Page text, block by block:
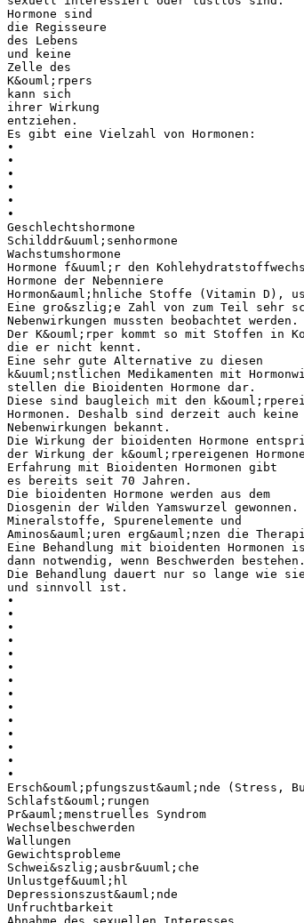
Hormone sind
die Regisseure
des Lebens
und keine
Zelle des
K&ouml;rpers
kann sich
ihrer Wirkung
entziehen.
Es gibt eine Vielzahl von Hormonen:
•
•
•
•
•
•
Geschlechtshormone
Schilddr&uuml;senhormone
Wachstumshormone
Hormone f&uuml;r den
Hormone der Nebenniere
Hormon&auml;hnliche Stoffe (Vitamin D),
Eine gro&szlig;e Zahl von zum Teil sehr
Nebenwirkungen mussten beobachtet werden.
Der K&ouml;rper kommt so mit Stoffen in
die er nicht kennt.
Eine sehr gute Alternative zu diesen
k&uuml;nstlichen Medikamenten mit
stellen die Bioidenten Hormone dar.
Diese sind baugleich mit den
Hormonen. Deshalb sind derzeit auch keine
Nebenwirkungen bekannt.
Die Wirkung der bioidenten Hormone
der Wirkung der k&ouml;rpereigenen
Erfahrung mit Bioidenten Hormonen gibt
es bereits seit 70 Jahren.
Die bioidenten Hormone werden aus dem
Diosgenin der Wilden Yamswurzel gewonnen.
Mineralstoffe, Spurenelemente und
Aminos&auml;uren erg&auml;nzen die
Eine Behandlung mit bioidenten Hormonen
dann notwendig, wenn Beschwerden bestehen.
Die Behandlung dauert nur so lange wie
und sinnvoll ist.
•
•
•
•
•
•
•
•
•
•
•
•
•
•
Ersch&ouml;pfungszust&auml;nde (Stress,
Schlafst&ouml;rungen
Pr&auml;menstruelles Syndrom
Wechselbeschwerden
Wallungen
Gewichtsprobleme
Schwei&szlig;ausbr&uuml;che
Unlustgef&uuml;hl
Depressionszust&auml;nde
Unfruchtbarkeit